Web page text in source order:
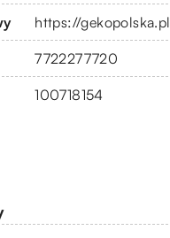
https://gekopolska.pl
7722277720
100718154